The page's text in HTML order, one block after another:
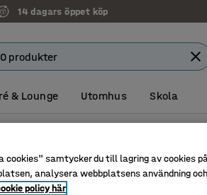
14 dagars öppet köp
& Lounge Utomhus Skola
samtycker du till lagring av cookies
analysera webbplatsens användning
policy här